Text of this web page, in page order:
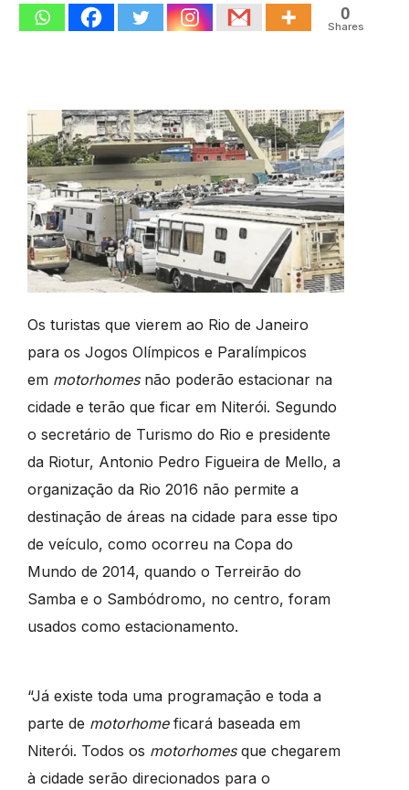
0
Shares
Os turistas que vierem ao Rio de Janeiro
para os Jogos Olímpicos e Paralímpicos
em motorhomesnão poderão estacionar na
cidade e terão que ficar em Niterói. Segundo
o secretário de Turismo do Rio e presidente
da Riotur, Antonio Pedro Figueira de Mello, a
organização da Rio 2016 não permite a
destinação de áreas na cidade para esse tipo
de veículo, como ocorreu na Copa do
Mundo de 2014, quando o Terreirão do
Samba e o Sambódromo, no centro, foram
usados como estacionamento.
“Já existe toda uma programação e toda a
parte de motorhomeficará baseada em
Niterói. Todos os motorhomesque chegarem
à cidade serão direcionados para o